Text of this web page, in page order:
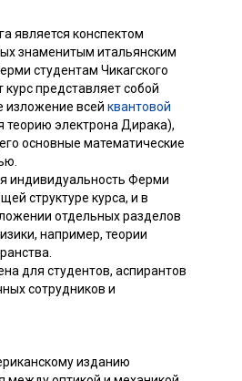
является конспектом
знаменитым итальянским
студентам Чикагского
курс представляет собой
изложение всей квантовой
теорию электрона Дирака),
основные математические
индивидуальность Ферми
структуре курса, и в
отдельных разделов
например, теории
для студентов, аспирантов
сотрудников и
изданию